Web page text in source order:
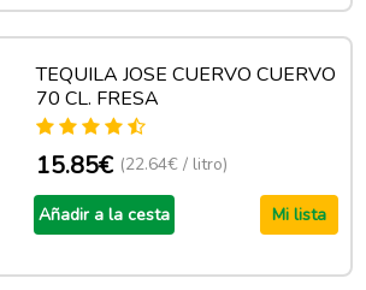
TEQUILA JOSE CUERVO CUERVO
70 CL. FRESA
15.85€ (22.64€ / litro)
Añadir a la cesta Mi lista